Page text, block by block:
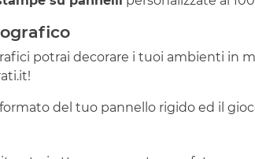
potrai decorare i tuoi ambienti in
del tuo pannello rigido ed il